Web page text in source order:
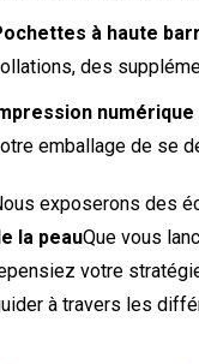
à haute
des
emballage de se
exposerons des
la peauQue vous
votre
à travers les